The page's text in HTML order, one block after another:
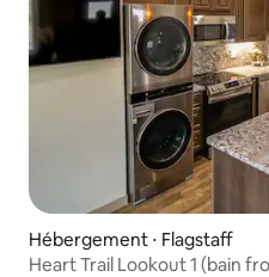
Hébergement ⋅ Flagstaff
Heart Trail Lookout 1 (bain